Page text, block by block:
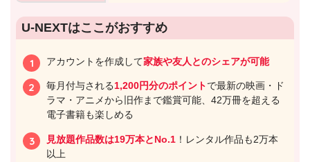
U-NEXTはここがおすすめ
アカウントを作成して家族や友人とのシェアが可能
毎月付与される1,200円分のポイントで最新の映画・ド
ラマ・アニメから旧作まで鑑賞可能、42万冊を超える
電子書籍も楽しめる
見放題作品数は19万本とNo.1 ！レンタル作品も2万本
以上